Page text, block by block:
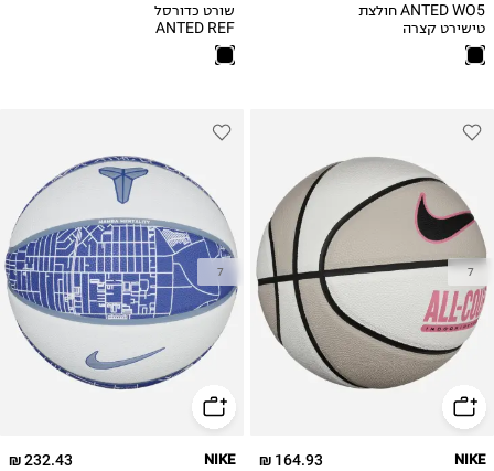
ANTED WO5 חולצת
טישירט קצרה
שורט כדורסל
ANTED REF
SHORT / גברים
7
164.93 ₪ NIKE
7
232.43 ₪ NIKE